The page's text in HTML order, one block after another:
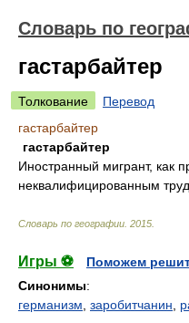
Словарь по
гастарбайтер
Толкование
Перевод
гастарбайтер
гастарбайтер
Иностранный мигрант, как
неквалифицированным
Словарь по географии 2015
Игры ⚽
Поможем
Синонимы:
германизм заробитчанин